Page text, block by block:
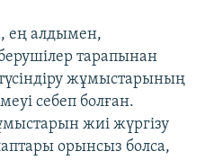
ең алдымен,
тарапынан
жұмыстарының
себеп болған.
жиі жүргізу
орынсыз болса,